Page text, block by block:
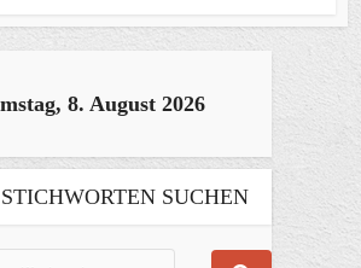
8. August 2026
SUCHEN